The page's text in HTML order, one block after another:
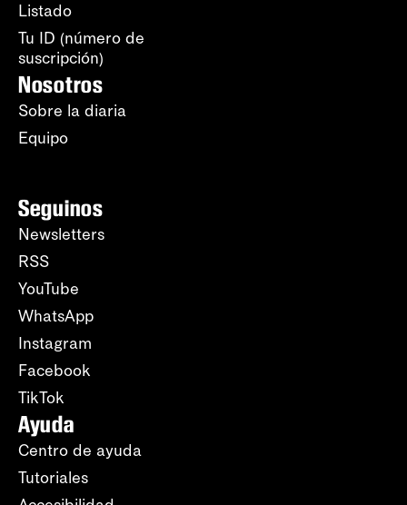
Listado
Tu ID (número de
suscripción)
Nosotros
Sobre la diaria
Equipo
Seguinos
Newsletters
RSS
YouTube
WhatsApp
Instagram
Facebook
TikTok
Ayuda
Centro de ayuda
Tutoriales